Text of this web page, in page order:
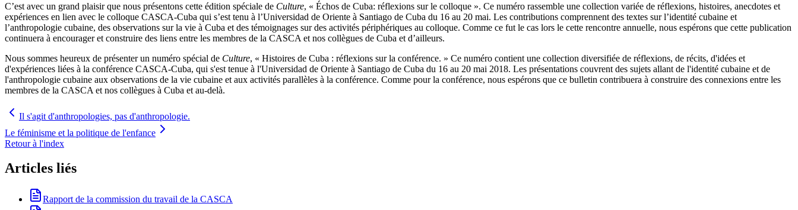
C’est avec un grand plaisir que nous présentons cette édition spéciale de Culture, « Échos de Cuba: réflexions sur le colloque ». Ce numéro rassemble une collection variée de réflexions, histoires, anecdotes et
expériences en lien avec le colloque CASCA-Cuba qui s’est tenu à l’Universidad de Oriente à Santiago de Cuba du 16 au 20 mai. Les contributions comprennent des textes sur l’identité cubaine et
l’anthropologie cubaine, des observations sur la vie à Cuba et des témoignages sur des activités périphériques au colloque. Comme ce fut le cas lors le cette rencontre annuelle, nous espérons que cette publication
continuera à encourager et construire des liens entre les membres de la CASCA et nos collègues de Cuba et d’ailleurs.
Nous sommes heureux de présenter un numéro spécial de Culture, « Histoires de Cuba : réflexions sur la conférence. » Ce numéro contient une collection diversifiée de réflexions, de récits, d'idées et
d'expériences liées à la conférence CASCA-Cuba, qui s'est tenue à l'Universidad de Oriente à Santiago de Cuba du 16 au 20 mai 2018. Les présentations couvrent des sujets allant de l'identité cubaine et de
l'anthropologie cubaine aux observations de la vie cubaine et aux activités parallèles à la conférence. Comme pour la conférence, nous espérons que ce bulletin contribuera à construire des connexions entre les
membres de la CASCA et nos collègues à Cuba et au-delà.
Il s'agit d'anthropologies, pas d'anthropologie.
Le féminisme et la politique de l'enfance
Retour à l'index
Articles liés
Rapport de la commission du travail de la CASCA